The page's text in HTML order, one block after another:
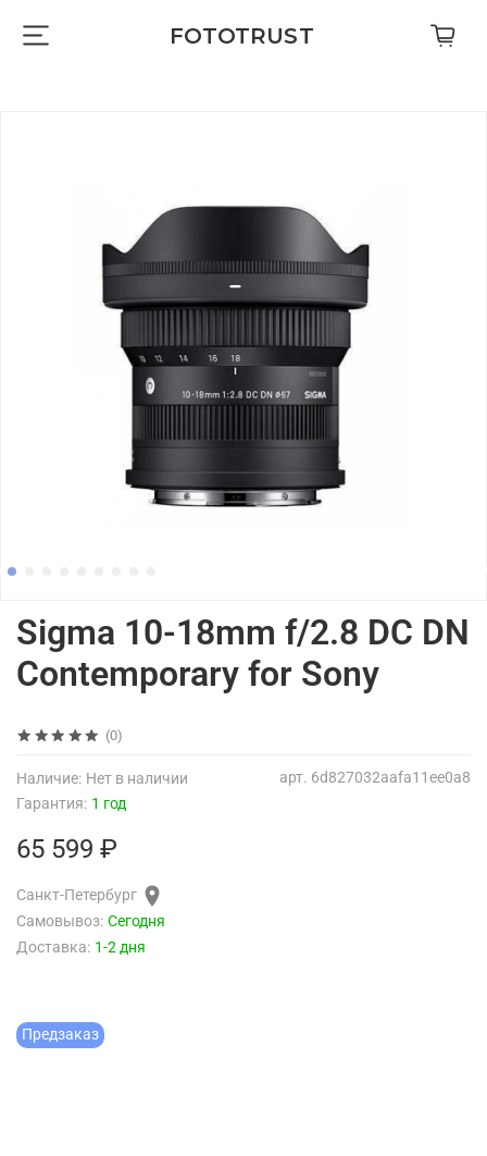
FOTOTRUST
(0)
арт. 6d827032aafa11ee0a8
Наличие: Нет в наличии
Гарантия: 1 год
Предзаказ
Sigma 10-18mm f/2.8 DC DN
Contemporary for Sony
65 599 ₽
Санкт-Петербург
Самовывоз: Сегодня
Доставка: 1-2 дня